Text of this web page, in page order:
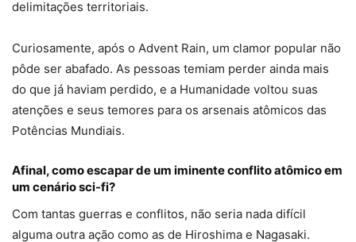
delimitações territoriais.
Curiosamente, após o Advent Rain, um clamor popular não
pôde ser abafado. As pessoas temiam perder ainda mais
do que já haviam perdido, e a Humanidade voltou suas
atenções e seus temores para os arsenais atômicos das
Potências Mundiais.
Afinal, como escapar de um iminente conflito atômico em
um cenário sci-fi?
Com tantas guerras e conflitos, não seria nada difícil
alguma outra ação como as de Hiroshima e Nagasaki.